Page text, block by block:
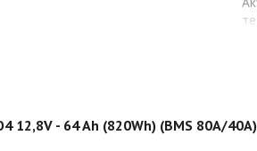
12,8V - 64 Ah (820Wh) (BMS 80A/